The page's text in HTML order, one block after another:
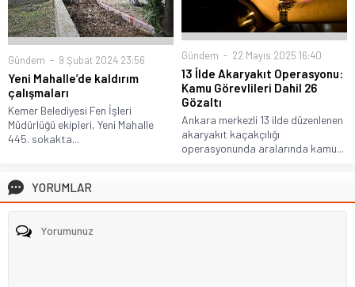
Gündem 9 Şubat 2024 23:56
Yeni Mahalle’de kaldırım
çalışmaları
Kemer Belediyesi Fen İşleri
Müdürlüğü ekipleri, Yeni Mahalle
445. sokakta...
Gündem 22 Mayıs 2025 16:40
13 İlde Akaryakıt Operasyonu:
Kamu Görevlileri Dahil 26
Gözaltı
Ankara merkezli 13 ilde düzenlenen
akaryakıt kaçakçılığı
operasyonunda aralarında kamu...
YORUMLAR